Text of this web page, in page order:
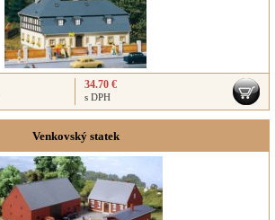
34.70 €
s DPH
Venkovský statek